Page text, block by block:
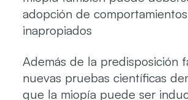
adopción de comportamientos
inapropiados
Además de la predisposición
nuevas pruebas científicas
que la miopía puede ser